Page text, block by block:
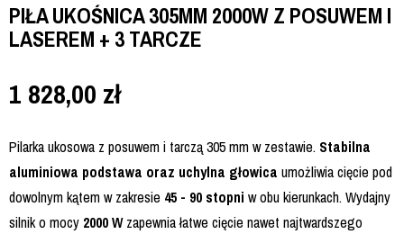
PIŁA UKOŚNICA 305MM 2000W Z POSUWEM I
LASEREM + 3 TARCZE
1 828,00 zł
Pilarka ukosowa z posuwem i tarczą 305 mm w zestawie. Stabilna
aluminiowa podstawa oraz uchylna głowica umożliwia cięcie pod
dowolnym kątem w zakresie 45 - 90 stopni w obu kierunkach. Wydajny
silnik o mocy 2000 Wzapewnia łatwe cięcie nawet najtwardszego